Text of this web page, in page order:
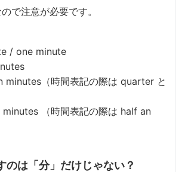
で注意が必要です。
/ one minute
minutes（時間表記の際は quarter と
（時間表記の際は half an
は「分」だけじゃない？